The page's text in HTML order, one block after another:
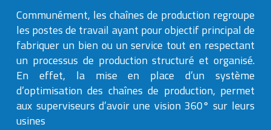
Communément, les chaînes de production regroupe
les postes de travail ayant pour objectif principal de
fabriquer un bien ou un service tout en respectant
un processus de production structuré et organisé.
En effet, la mise en place d’un système
d’optimisation des chaînes de production, permet
aux superviseurs d’avoir une vision 360° sur leurs
usines